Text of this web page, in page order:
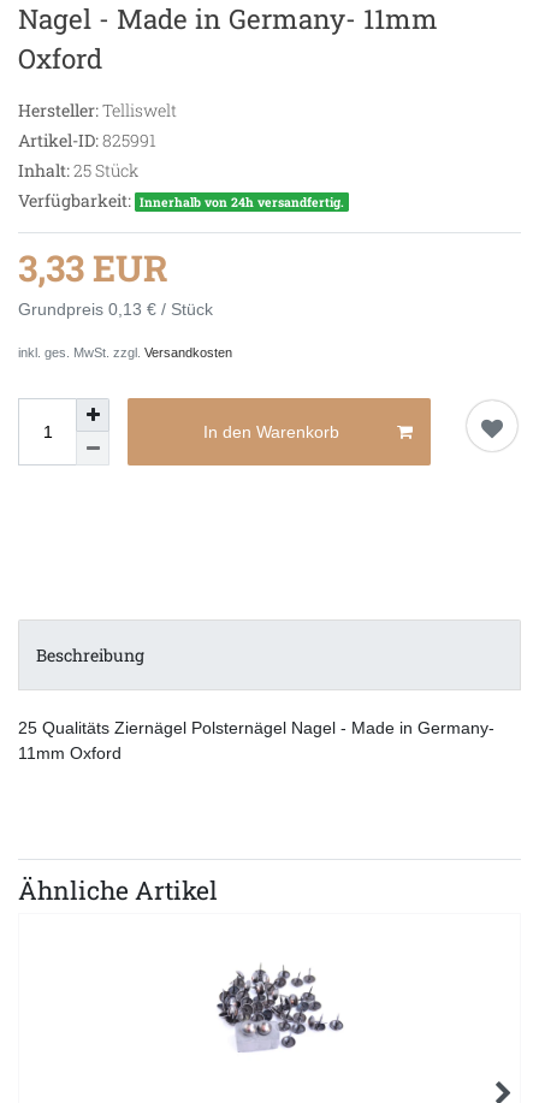
Nagel - Made in Germany- 11mm
Oxford
Hersteller:Telliswelt
Artikel-ID:825991
Inhalt:25Stück
Verfügbarkeit: Innerhalb von 24h versandfertig.
3,33 EUR
Grundpreis 0,13 € / Stück
inkl. ges. MwSt. zzgl. Versandkosten
In den Warenkorb
Beschreibung
25 Qualitäts Ziernägel Polsternägel Nagel - Made in Germany-
11mm Oxford
Ähnliche Artikel